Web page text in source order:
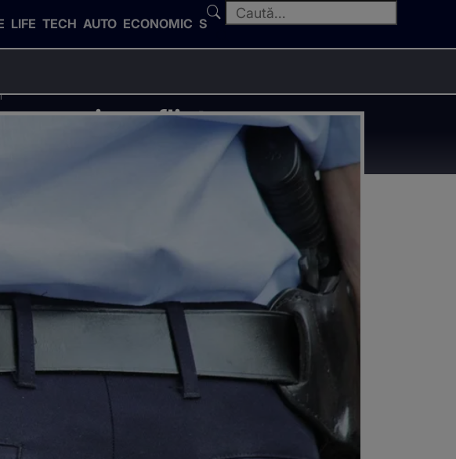
LIFE TECH AUTO ECONOMIC SPORT
unui conflict.